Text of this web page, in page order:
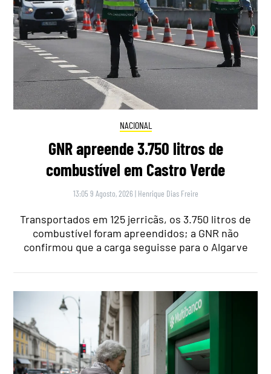
NACIONAL
GNR apreende 3.750 litros de
combustível em Castro Verde
13:05 9 Agosto, 2026 | Henrique Dias Freire
Transportados em 125 jerricãs, os 3.750 litros de
combustível foram apreendidos; a GNR não
confirmou que a carga seguisse para o Algarve